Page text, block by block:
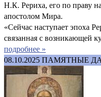
Н.К. Рериха, его по праву
апостолом Мира.
«Сейчас наступает эпоха
связанная с возникающей
подробнее »
08.10.2025 ПАМЯТНЫЕ